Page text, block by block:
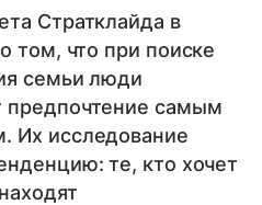
Стратклайда в
том, что при поиске
семьи люди
предпочтение самым
Их исследование
те, кто хочет